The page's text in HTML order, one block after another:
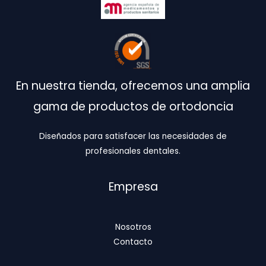
En nuestra tienda, ofrecemos una amplia
gama de productos de ortodoncia
Diseñados para satisfacer las necesidades de
profesionales dentales.
Empresa
Nosotros
Contacto